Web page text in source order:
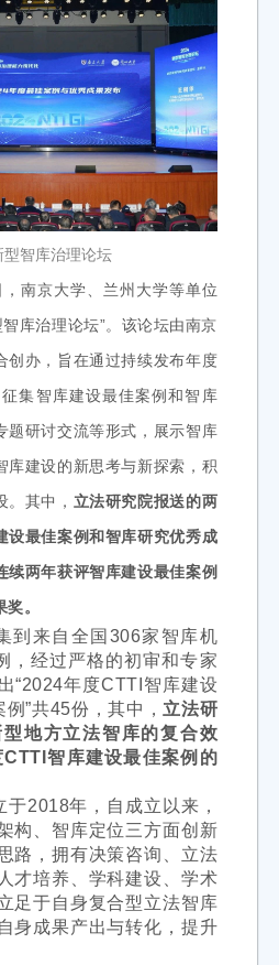
型智库治理论坛
南京大学、兰州大学等单位
库治理论坛”。该论坛由南京
创办，旨在通过持续发布年度
征集智库建设最佳案例和智库
题研讨交流等形式，展示智库
库建设的新思考与新探索，积
其中， 立法研究院报送的两
设最佳案例和智库研究优秀成
续两年获评智库建设最佳案例
。
到来自全国306家智库机
，经过严格的初审和专家
“2024年度CTTI智库建设
”共45份，其中， 立法研
地方立法智库的复合效
智库建设最佳案例的
于2018年，自成立以来，
构、智库定位三方面创新
路，拥有决策咨询、立法
才培养、学科建设、学术
足于自身复合型立法智库
身成果产出与转化，提升